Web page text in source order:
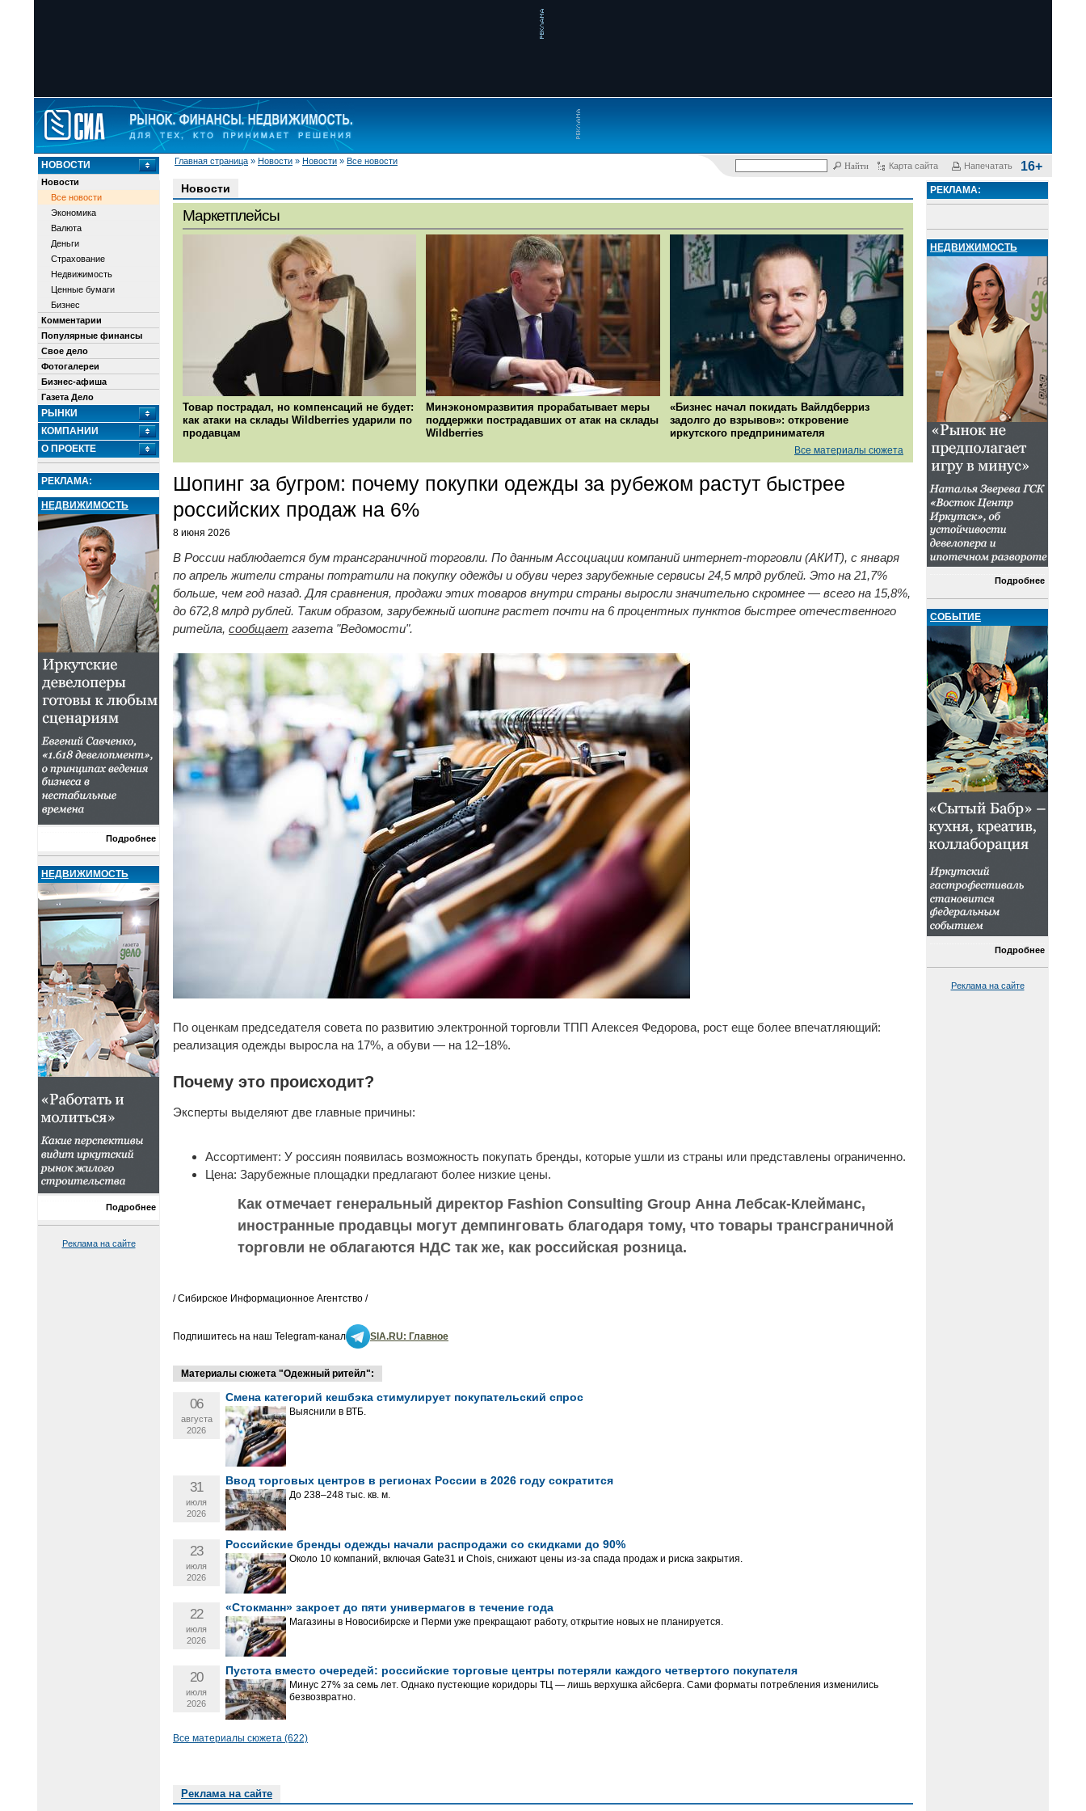
Главная страница » Новости » Новости » Все новости
Карта сайта Напечатать 16+
НОВОСТИ
Новости
Все новости
Экономика
Валюта
Деньги
Страхование
Недвижимость
Ценные бумаги
Бизнес
Комментарии
Популярные финансы
Свое дело
Фотогалереи
Бизнес-афиша
Газета Дело
РЫНКИ
КОМПАНИИ
О ПРОЕКТЕ
РЕКЛАМА:
НЕДВИЖИМОСТЬ
Подробнее
НЕДВИЖИМОСТЬ
Подробнее
Реклама на сайте
Новости
Маркетплейсы
Товар пострадал, но компенсаций не будет:
как атаки на склады Wildberries ударили по
продавцам
Минэкономразвития прорабатывает меры
поддержки пострадавших от атак на склады
Wildberries
«Бизнес начал покидать Вайлдберриз
задолго до взрывов»: откровение
иркутского предпринимателя
Все материалы сюжета
Шопинг за бугром: почему покупки одежды за рубежом растут быстрее
российских продаж на 6%
8 июня 2026
В России наблюдается бум трансграничной торговли. По данным Ассоциации компаний интернет-торговли (АКИТ), с января
по апрель жители страны потратили на покупку одежды и обуви через зарубежные сервисы 24,5 млрд рублей. Это на 21,7%
больше, чем год назад. Для сравнения, продажи этих товаров внутри страны выросли значительно скромнее — всего на 15,8%,
до 672,8 млрд рублей. Таким образом, зарубежный шопинг растет почти на 6 процентных пунктов быстрее отечественного
ритейла, сообщает газета "Ведомости".
По оценкам председателя совета по развитию электронной торговли ТПП Алексея Федорова, рост еще более впечатляющий:
реализация одежды выросла на 17%, а обуви — на 12–18%.
Почему это происходит?
Эксперты выделяют две главные причины:
Ассортимент: У россиян появилась возможность покупать бренды, которые ушли из страны или представлены ограниченно.
Цена: Зарубежные площадки предлагают более низкие цены.
Как отмечает генеральный директор Fashion Consulting Group Анна Лебсак-Клейманс,
иностранные продавцы могут демпинговать благодаря тому, что товары трансграничной
торговли не облагаются НДС так же, как российская розница.
/ Сибирское Информационное Агентство /
Подпишитесь на наш Telegram-канал SIA.RU: Главное
Материалы сюжета "Одежный ритейл":
06
августа
2026
Смена категорий кешбэка стимулирует покупательский спрос
Выяснили в ВТБ.
31
июля
2026
Ввод торговых центров в регионах России в 2026 году сократится
До 238–248 тыс. кв. м.
23
июля
2026
Российские бренды одежды начали распродажи со скидками до 90%
Около 10 компаний, включая Gate31 и Chois, снижают цены из-за спада продаж и риска закрытия.
22
июля
2026
«Стокманн» закроет до пяти универмагов в течение года
Магазины в Новосибирске и Перми уже прекращают работу, открытие новых не планируется.
20
июля
2026
Пустота вместо очередей: российские торговые центры потеряли каждого четвертого покупателя
Минус 27% за семь лет. Однако пустеющие коридоры ТЦ — лишь верхушка айсберга. Сами форматы потребления изменились
безвозвратно.
Все материалы сюжета (622)
Реклама на сайте
РЕКЛАМА:
НЕДВИЖИМОСТЬ
Подробнее
СОБЫТИЕ
Подробнее
Реклама на сайте